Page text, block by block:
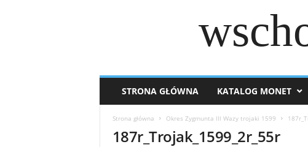
STRONA GŁÓWNA KATALOG MONET
Strona główna Okres Zygmunta lll Wazy trojaki 1599
187r_Trojak_1599_2r_55r